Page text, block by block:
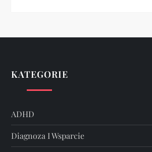
KATEGORIE
ADHD
Diagnoza I Wsparcie